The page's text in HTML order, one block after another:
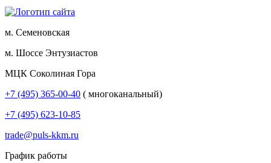
м. Семеновская
м. Шоссе Энтузиастов
МЦК Соколиная Гора
+7 (495) 365-00-40 ( многоканальный)
+7 (495) 623-10-85
trade@puls-kkm.ru
График работы